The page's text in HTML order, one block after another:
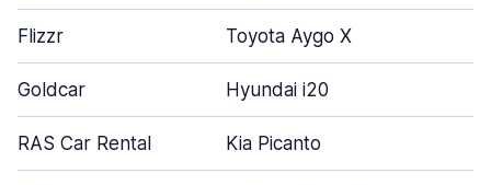
Flizzr Toyota Aygo X
Goldcar Hyundai i20
RAS Car Rental Kia Picanto